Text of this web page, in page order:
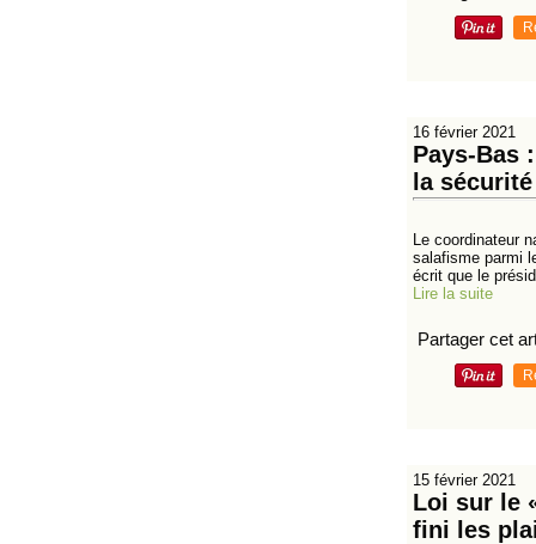
16 février 2021
Pays-Bas
la
Le coordinateur
salafisme parmi
écrit que le
Lire la suite
Partager cet
15 février 2021
Loi sur le
fini les